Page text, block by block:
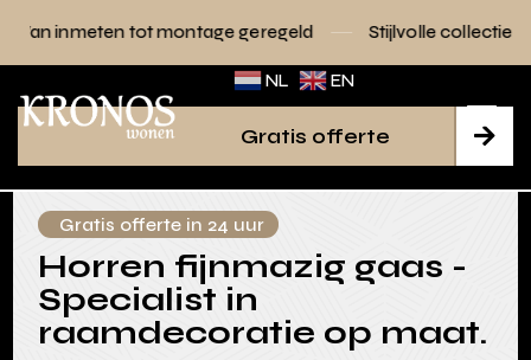
montage geregeld Stijlvolle collecties voor elk interieur
NL EN

Gratis offerte
Gratis offerte in 24 uur
Horren fijnmazig gaas -
Specialist in
raamdecoratie op maat.